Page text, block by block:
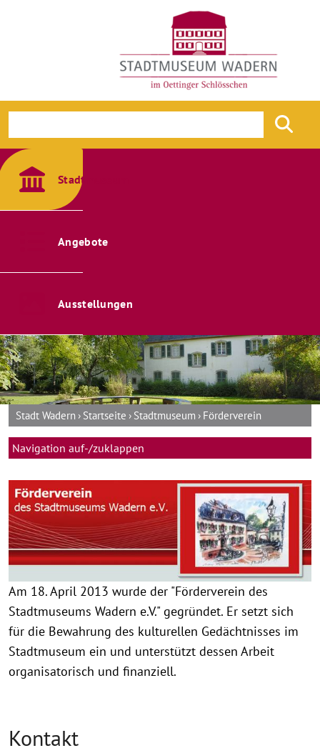
Stadtmuseum
Angebote
Ausstellungen
Stadt Wadern Startseite Stadtmuseum Förderverein
Navigation auf-/zuklappen
Am 18. April 2013 wurde der "Förderverein des
Stadtmuseums Wadern e.V." gegründet. Er setzt sich
für die Bewahrung des kulturellen Gedächtnisses im
Stadtmuseum ein und unterstützt dessen Arbeit
organisatorisch und finanziell.
Kontakt